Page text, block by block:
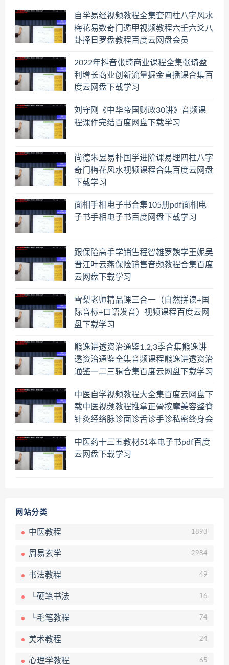
自学易经视频教程全集套四柱八字风水
梅花易数奇门遁甲视频教程六壬六爻八
卦择日罗盘教程百度云网盘会员
2022年抖音张琦商业课程全集张琦盈
利增长商业创新流量掘金直播课合集百
度云网盘下载学习
刘守刚《中华帝国财政30讲》音频课
程课件完结百度网盘下载学习
尚德朱昱易朴国学进阶课易理四柱八字
奇门梅花风水视频课程合集百度云网盘
下载学习
面相手相电子书合集105册pdf面相电
子书手相电子书百度网盘下载学习
跟保险高手学销售程智雄罗魏学王妮吴
晋江叶云燕保险销售音频教程合集百度
云网盘下载学习
雪梨老师精品课三合一（自然拼读+国
际音标+口语发音）视频课程百度云网
盘下载学习
熊逸讲透资治通鉴1,2,3季合集熊逸讲
透资治通鉴全集音频课程熊逸讲透资治
通鉴一二三辑合集百度云网盘下载学习
中医自学视频教程大全集百度云网盘下
载中医视频教程推拿正骨按摩美容整脊
针灸经络脉诊面诊舌诊手诊私密终身会
中医药十三五教材51本电子书pdf百度
云网盘下载学习
网站分类
中医教程 1893
周易玄学 2984
书法教程 49
└硬笔书法 16
└毛笔教程 74
美术教程 24
心理学教程 65